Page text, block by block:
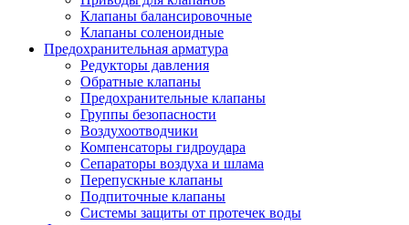
Клапаны балансировочные
Клапаны соленоидные
Предохранительная арматура
Редукторы давления
Обратные клапаны
Предохранительные клапаны
Группы безопасности
Воздухоотводчики
Компенсаторы гидроудара
Сепараторы воздуха и шлама
Перепускные клапаны
Подпиточные клапаны
Системы защиты от протечек воды